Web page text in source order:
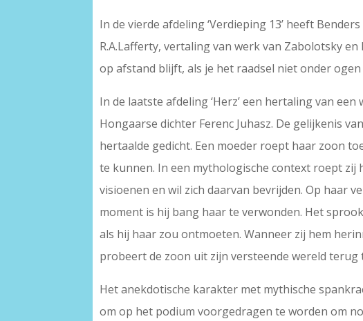
In de vierde afdeling ‘Verdieping 13’ heeft
R.A.Lafferty, vertaling van werk van Zabolotsky
op afstand blijft, als je het raadsel niet onder ogen
In de laatste afdeling ‘Herz’ een hertaling van
Hongaarse dichter Ferenc Juhasz. De gelijkenis
hertaalde gedicht. Een moeder roept haar zoon
te kunnen. In een mythologische context roept
visioenen en wil zich daarvan bevrijden. Op haar
moment is hij bang haar te verwonden. Het
als hij haar zou ontmoeten. Wanneer zij hem
probeert de zoon uit zijn versteende wereld
Het anekdotische karakter met mythische
om op het podium voorgedragen te worden om